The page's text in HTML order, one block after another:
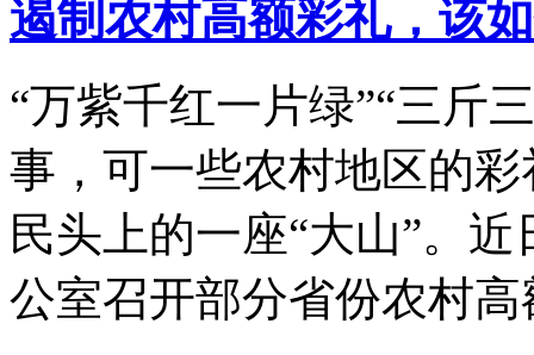
遏制农村高额彩礼，该
“万紫千红一片绿”“三
事，可一些农村地区的
民头上的一座“大山”。
公室召开部分省份农村